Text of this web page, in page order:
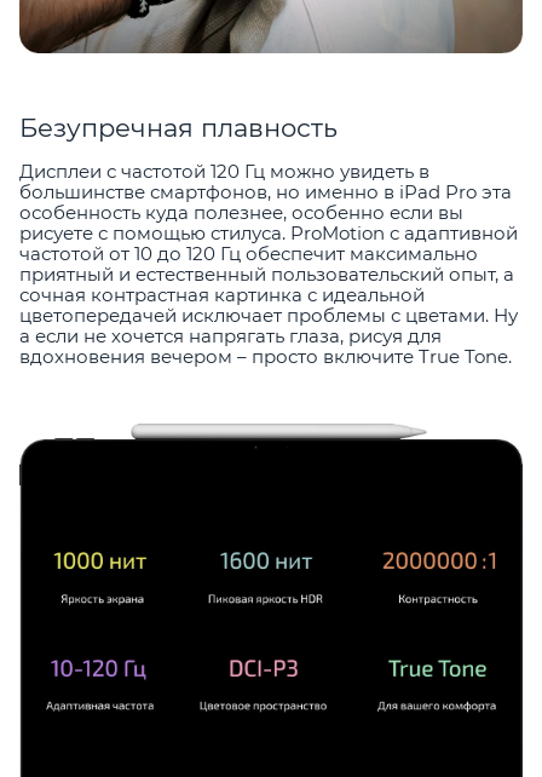
Безупречная плавность
Дисплеи с частотой 120 Гц можно увидеть в
большинстве смартфонов, но именно в iPad Pro эта
особенность куда полезнее, особенно если вы
рисуете с помощью стилуса. ProMotion с адаптивной
частотой от 10 до 120 Гц обеспечит максимально
приятный и естественный пользовательский опыт, а
сочная контрастная картинка с идеальной
цветопередачей исключает проблемы с цветами. Ну
а если не хочется напрягать глаза, рисуя для
вдохновения вечером – просто включите True Tone.